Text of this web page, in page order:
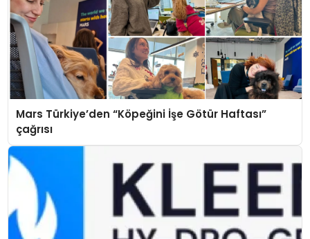
Mars Türkiye’den “Köpeğini İşe Götür Haftası”
çağrısı